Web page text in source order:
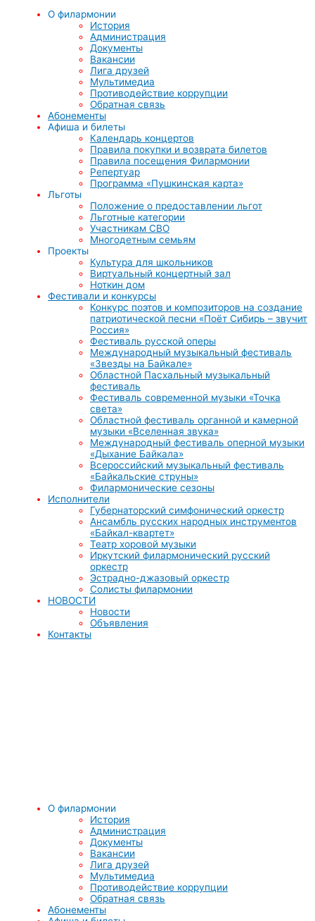
О филармонии
История
Администрация
Документы
Вакансии
Лига друзей
Мультимедиа
Противодействие коррупции
Обратная связь
Абонементы
Афиша и билеты
Календарь концертов
Правила покупки и возврата билетов
Правила посещения Филармонии
Репертуар
Программа «Пушкинская карта»
Льготы
Положение о предоставлении льгот
Льготные категории
Участникам СВО
Многодетным семьям
Проекты
Культура для школьников
Виртуальный концертный зал
Ноткин дом
Фестивали и конкурсы
Конкурс поэтов и композиторов на создание
патриотической песни «Поёт Сибирь – звучит
Россия»
Фестиваль русской оперы
Международный музыкальный фестиваль
«Звезды на Байкале»
Областной Пасхальный музыкальный
фестиваль
Фестиваль современной музыки «Точка
света»
Областной фестиваль органной и камерной
музыки «Вселенная звука»
Международный фестиваль оперной музыки
«Дыхание Байкала»
Всероссийский музыкальный фестиваль
«Байкальские струны»
Филармонические сезоны
Исполнители
Губернаторский симфонический оркестр
Ансамбль русских народных инструментов
«Байкал-квартет»
Театр хоровой музыки
Иркутский филармонический русский
оркестр
Эстрадно-джазовый оркестр
Солисты филармонии
НОВОСТИ
Новости
Объявления
Контакты
О филармонии
История
Администрация
Документы
Вакансии
Лига друзей
Мультимедиа
Противодействие коррупции
Обратная связь
Абонементы